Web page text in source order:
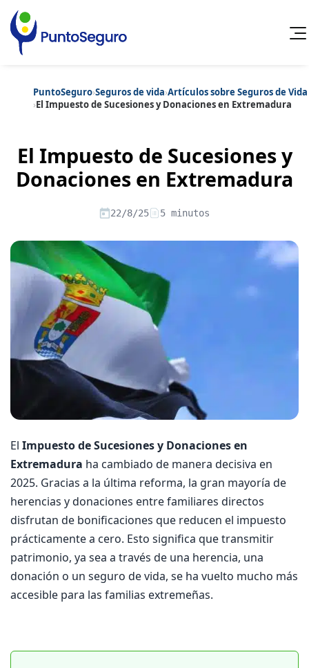
Cancelar
Artículos sobre Vida Sana Artículos sobre Seguros de Vida
Artículos sobre Otros Seguros
Artículos sobre Seguros de Auto
Artículos sobre Seguros de Salud Contenido extra
Artículos sobre Educación Financiera
Artículos sobre Seguros de Vida Hipoteca
Artículos sobre Seguros de Decesos
Artículos sobre la Jubilación
PuntoSeguro›Seguros de vida›Artículos sobre Seguros de Vida
›El Impuesto de Sucesiones y Donaciones en Extremadura
El Impuesto de Sucesiones y
Donaciones en Extremadura
22/8/25 5 minutos
El Impuesto de Sucesiones y Donaciones en
Extremadura ha cambiado de manera decisiva en
2025. Gracias a la última reforma, la gran mayoría de
herencias y donaciones entre familiares directos
disfrutan de bonificaciones que reducen el impuesto
prácticamente a cero. Esto significa que transmitir
patrimonio, ya sea a través de una herencia, una
donación o un seguro de vida, se ha vuelto mucho más
accesible para las familias extremeñas.